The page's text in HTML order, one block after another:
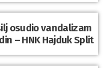
osudio vandalizam
– HNK Hajduk Split